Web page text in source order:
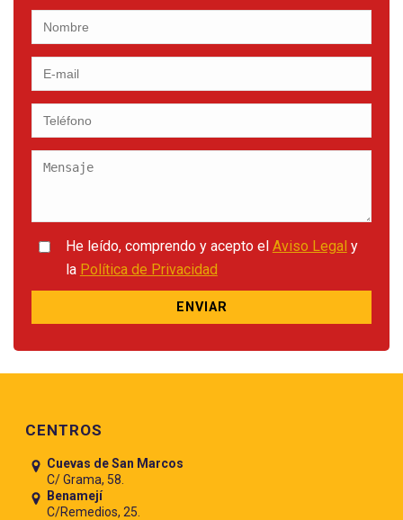
He leído, comprendo y acepto el Aviso Legal y
la Política de Privacidad
CENTROS
Cuevas de San Marcos
C/ Grama, 58.
Benamejí
C/Remedios, 25.